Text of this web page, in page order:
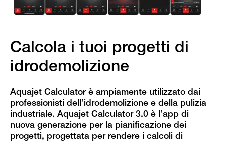
Calcola i tuoi progetti di
idrodemolizione
Aquajet Calculator è ampiamente utilizzato dai
professionisti dell’idrodemolizione e della pulizia
industriale. Aquajet Calculator 3.0 è l’app di
nuova generazione per la pianificazione dei
progetti, progettata per rendere i calcoli di